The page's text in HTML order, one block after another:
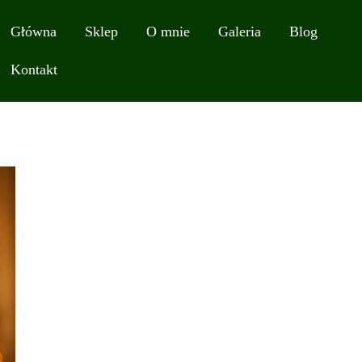
Główna Sklep O mnie Galeria Blog
Kontakt